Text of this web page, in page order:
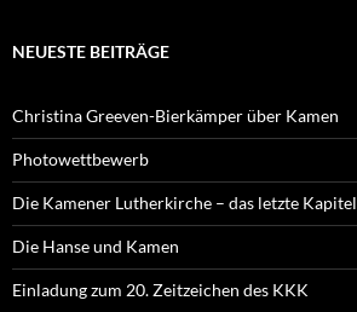
NEUESTE BEITRÄGE
Christina Greeven-Bierkämper über Kamen
Photowettbewerb
Die Kamener Lutherkirche – das letzte Kapitel
Die Hanse und Kamen
Einladung zum 20. Zeitzeichen des KKK